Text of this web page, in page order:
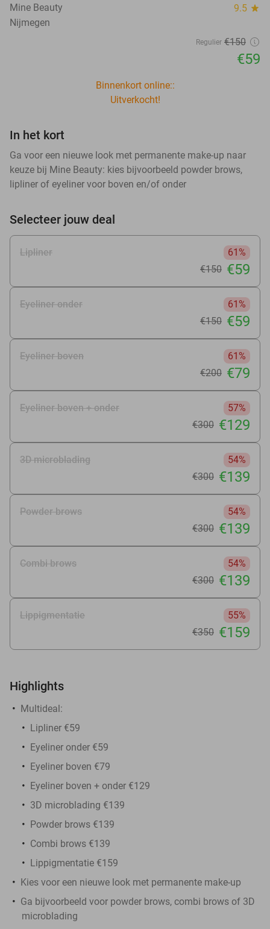
Mine Beauty 9.5 star
Nijmegen
Regulier €150
€59
Binnenkort online::
Uitverkocht!
In het kort
Ga voor een nieuwe look met permanente make-up naar
keuze bij Mine Beauty: kies bijvoorbeeld powder brows,
lipliner of eyeliner voor boven en/of onder
Selecteer jouw deal
Lipliner
61%
€150 €59
Eyeliner onder
61%
€150 €59
Eyeliner boven
61%
€200 €79
Eyeliner boven + onder
57%
€300 €129
3D microblading
54%
€300 €139
Powder brows
54%
€300 €139
Combi brows
54%
€300 €139
Lippigmentatie
55%
€350 €159
Highlights
Multideal:
Lipliner €59
Eyeliner onder €59
Eyeliner boven €79
Eyeliner boven + onder €129
3D microblading €139
Powder brows €139
Combi brows €139
Lippigmentatie €159
Kies voor een nieuwe look met permanente make-up
Ga bijvoorbeeld voor powder brows, combi brows of 3D
microblading